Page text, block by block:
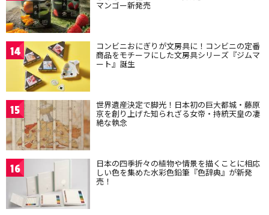
マンゴー新発売
14 コンビニおにぎりが文房具に！コンビニの定番
商品をモチーフにした文房具シリーズ『ジムマ
ート』誕生
15 世界遺産決定で脚光！日本初の巨大都城・藤原
京を創り上げた知られざる女帝・持統天皇の凄
絶な執念
16 日本の四季折々の植物や情景を描くことに相応
しい色を集めた水彩色鉛筆『色辞典』が新発
売！